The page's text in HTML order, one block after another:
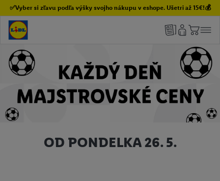
✅Vyber si zľavu podľa výšky svojho nákupu v eshope. Ušetri až 15€!💰
OD PONDELKA 26. 5.